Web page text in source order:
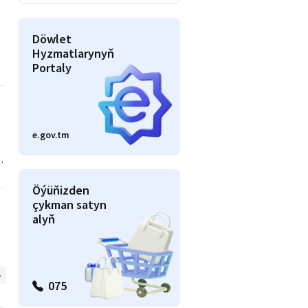
Beýlekiler
Döwlet
Hyzmatlarynyň
Portaly
e.gov.tm
Öýüňizden
çykman satyn
alyň
075